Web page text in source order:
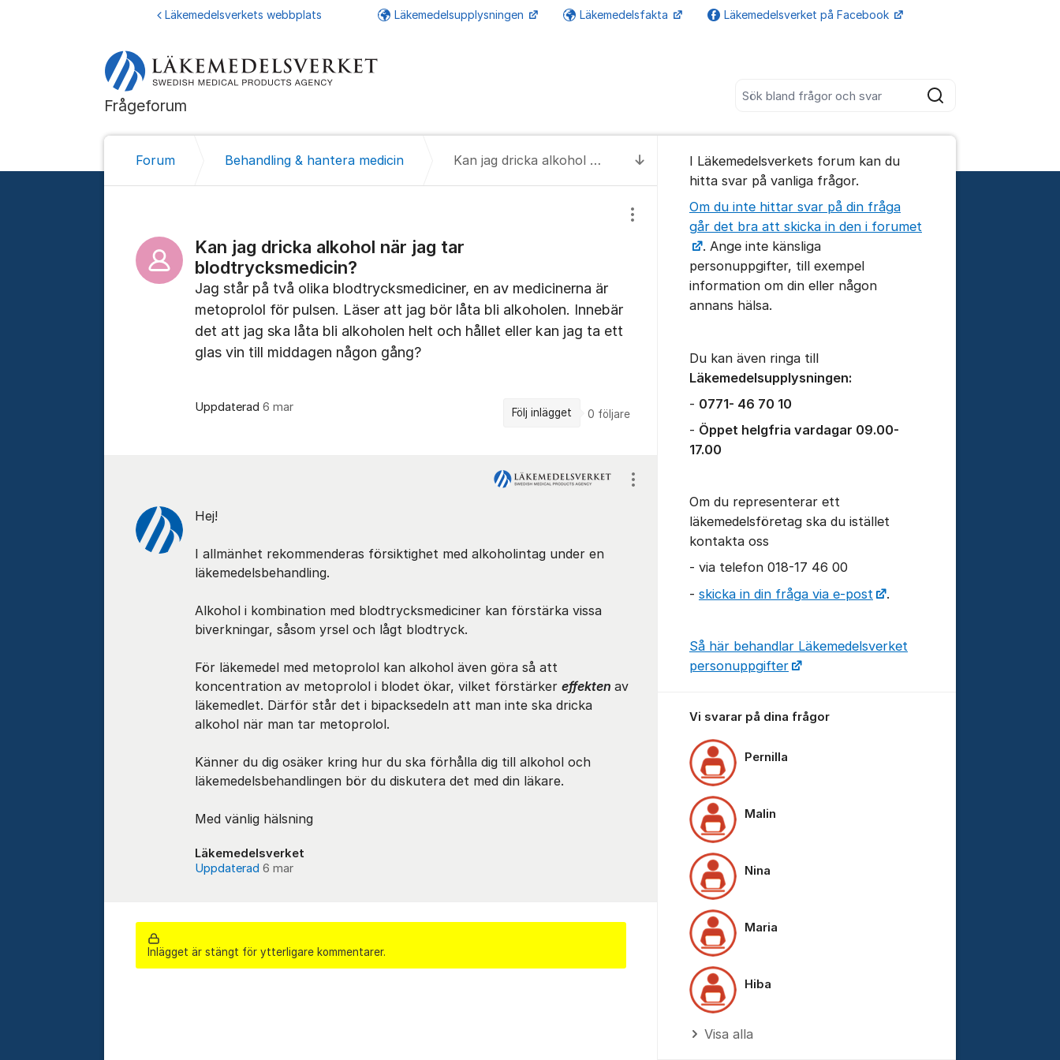
Frågeforum
Sök
Läkemedelsverkets webbplats Läkemedelsupplysningen Läkemedelsfakta Läkemedelsverket på Facebook Fler supportlänkar
Till senaste kommentaren
Forum Behandling & hantera medicin Kan jag dricka alkohol när jag tar blodtrycksmedicin?
Kan jag dricka alkohol när jag tar
blodtrycksmedicin?
Visa/dölj inställningar för inlägg/kommentar
Jag står på två olika blodtrycksmediciner, en av medicinerna är
metoprolol för pulsen. Läser att jag bör låta bli alkoholen. Innebär
det att jag ska låta bli alkoholen helt och hållet eller kan jag ta ett
glas vin till middagen någon gång?
Uppdaterad 6 mar Följ inlägget 0 följare
Hej!
I allmänhet rekommenderas försiktighet med alkoholintag under en
läkemedelsbehandling.
Alkohol i kombination med blodtrycksmediciner kan förstärka vissa
biverkningar, såsom yrsel och lågt blodtryck.
För läkemedel med metoprolol kan alkohol även göra så att
koncentration av metoprolol i blodet ökar, vilket förstärker effekten av
läkemedlet. Därför står det i bipacksedeln att man inte ska dricka
alkohol när man tar metoprolol.
Känner du dig osäker kring hur du ska förhålla dig till alkohol och
läkemedelsbehandlingen bör du diskutera det med din läkare.
Med vänlig hälsning
Läkemedelsverket
Uppdaterad 6 mar
Visa/dölj inställningar för inlägg/kommentar
Inlägget är stängt för ytterligare kommentarer.
I Läkemedelsverkets forum kan du
hitta svar på vanliga frågor.
Om du inte hittar svar på din fråga
går det bra att skicka in den i forumet
. Ange inte känsliga
personuppgifter, till exempel
information om din eller någon
annans hälsa.
Du kan även ringa till
Läkemedelsupplysningen:
- 0771- 46 70 10
- Öppet helgfria vardagar 09.00-
17.00
Om du representerar ett
läkemedelsföretag ska du istället
kontakta oss
- via telefon 018-17 46 00
- skicka in din fråga via e-post .
Så här behandlar Läkemedelsverket
personuppgifter
Vi svarar på dina frågor
Pernilla
Malin
Nina
Maria
Hiba
Visa alla